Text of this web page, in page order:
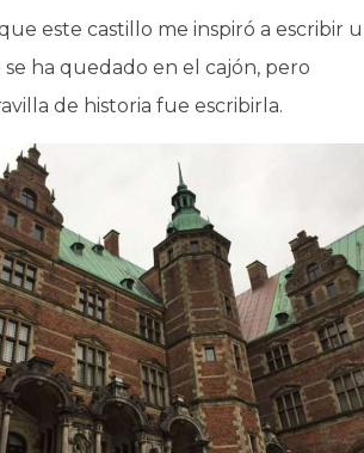
este castillo me inspiró a escribir
ha quedado en el cajón, pero
de historia fue escribirla.